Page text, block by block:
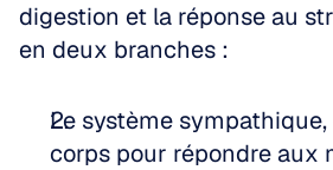
digestion et la réponse au
en deux branches :
Le système
corps pour répondre aux